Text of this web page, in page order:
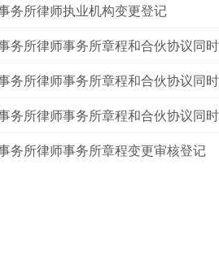
务所律师执业机构变更登记
务所律师事务所章程和合伙协议同
务所律师事务所章程和合伙协议同
务所律师事务所章程和合伙协议同
务所律师事务所章程变更审核登记